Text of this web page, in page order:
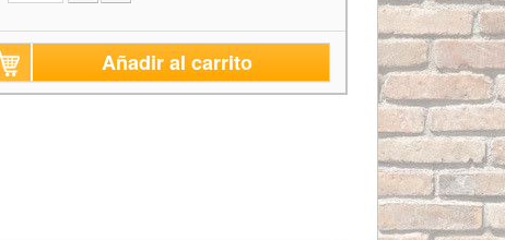
Añadir al carrito